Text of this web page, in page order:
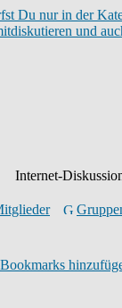
Du nur in der
und
Internet-